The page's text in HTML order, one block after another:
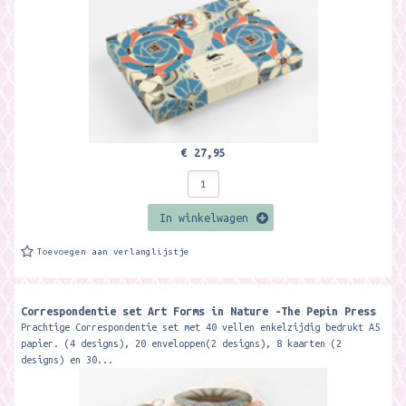
€ 27,95
In winkelwagen
Toevoegen aan verlanglijstje
Correspondentie set Art Forms in Nature -The Pepin Press
Prachtige Correspondentie set met 40 vellen enkelzijdig bedrukt A5
papier. (4 designs), 20 enveloppen(2 designs), 8 kaarten (2
designs) en 30...